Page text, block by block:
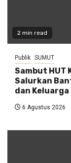
2 min read
Publik SUMUT
Sambut HUT
Salurkan
dan Keluarga
6 Agustus 2026